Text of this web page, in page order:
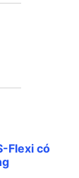
Flexi có